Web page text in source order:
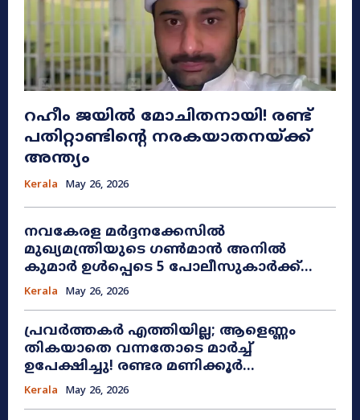
റഹീം ജയിൽ മോചിതനായി! രണ്ട്
പതിറ്റാണ്ടിന്റെ നരകയാതനയ്ക്ക്
അന്ത്യം
Kerala May 26, 2026
നവകേരള മർദ്ദനക്കേസിൽ
മുഖ്യമന്ത്രിയുടെ ഗൺമാൻ അനിൽ
കുമാർ ഉൾപ്പെടെ 5 പോലീസുകാർക്ക്...
Kerala May 26, 2026
പ്രവർത്തകർ എത്തിയില്ല; ആളെണ്ണം
തികയാതെ വന്നതോടെ മാർച്ച്
ഉപേക്ഷിച്ചു! രണ്ടര മണിക്കൂർ...
Kerala May 26, 2026